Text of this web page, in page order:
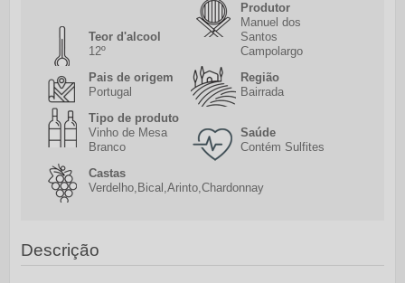
Teor d'alcool
12º
Produtor
Manuel dos
Santos
Campolargo
Pais de origem
Portugal
Região
Bairrada
Tipo de produto
Vinho de Mesa
Branco
Saúde
Contém Sulfites
Castas
Verdelho,Bical,Arinto,Chardonnay
Descrição